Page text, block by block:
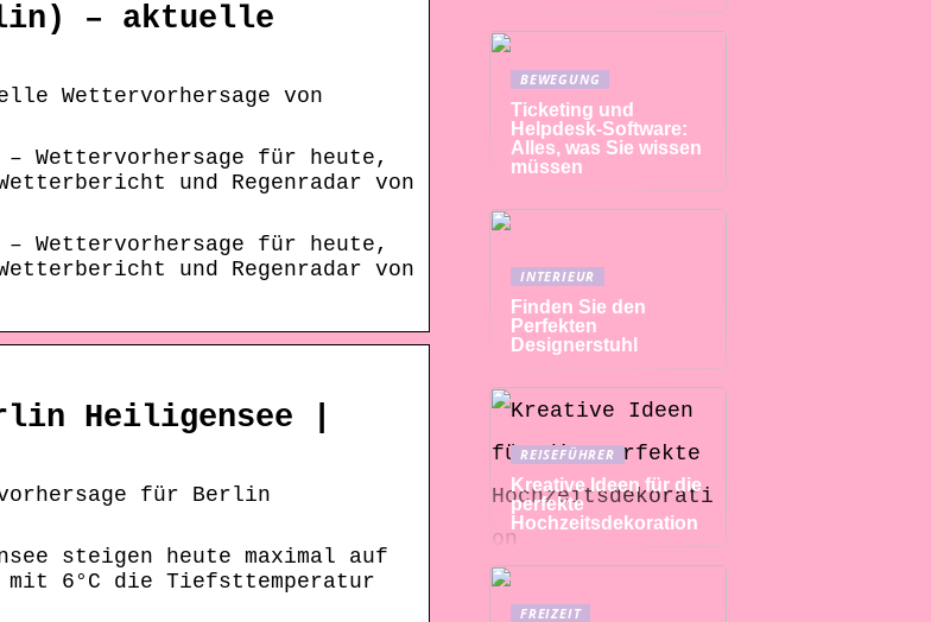
– aktuelle
Wettervorhersage von
Wettervorhersage für heute,
und Regenradar von
Wettervorhersage für heute,
und Regenradar von
Heiligensee |
für Berlin
steigen heute maximal auf
6°C die Tiefsttemperatur
BEWEGUNG
Ticketing und
Helpdesk-Software:
Alles, was Sie wissen
müssen
INTERIEUR
Finden Sie den
Perfekten
Designerstuhl
REISEFÜHRER
Kreative Ideen für die
perfekte
Hochzeitsdekoration
FREIZEIT